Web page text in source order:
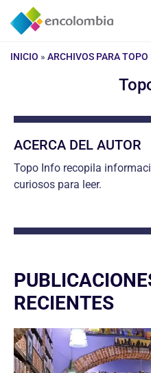
Saltar
INICIO » ARCHIVOS PARA TOPO
ACERCA DEL AUTOR
Topo Info recopila
curiosos para leer.
RECIENTES